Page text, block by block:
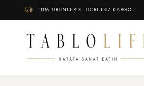
TÜM ÜRÜNLERDE ÜCRETSİZ KARGO